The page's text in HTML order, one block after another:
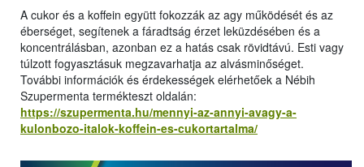
A cukor és a koffein együtt fokozzák az agy működését és az
éberséget, segítenek a fáradtság érzet leküzdésében és a
koncentrálásban, azonban ez a hatás csak rövidtávú. Esti vagy
túlzott fogyasztásuk megzavarhatja az alvásminőséget.
További információk és érdekességek elérhetőek a Nébih
Szupermenta termékteszt oldalán:
https://szupermenta.hu/mennyi-az-annyi-avagy-a-
kulonbozo-italok-koffein-es-cukortartalma/